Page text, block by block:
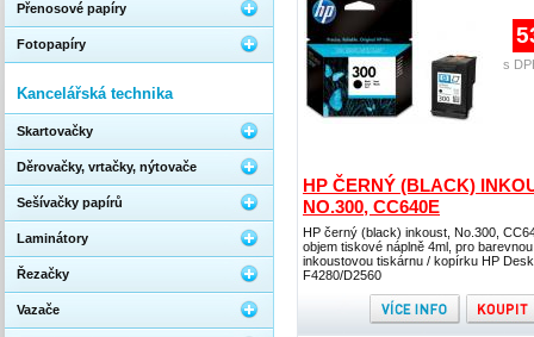
HP ČERNÝ (BLACK)
NO.300, CC640E
HP černý (black) inkoust, No.300,
objem tiskové náplně 4ml, pro barevnou
inkoustovou tiskárnu / kopírku HP
F4280/D2560
s
Přenosové papíry
Fotopapíry
Kancelářská technika
Skartovačky
Děrovačky, vrtačky, nýtovače
Sešívačky papírů
Laminátory
Řezačky
Vazače